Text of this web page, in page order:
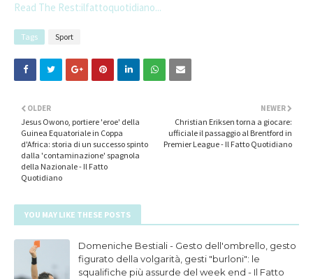
Read The Rest:ilfattoquotidiano...
Tags Sport
NEWER
Christian Eriksen torna a giocare:
ufficiale il passaggio al Brentford in
Premier League - Il Fatto Quotidiano
OLDER
Jesus Owono, portiere 'eroe' della
Guinea Equatoriale in Coppa
d'Africa: storia di un successo spinto
dalla 'contaminazione' spagnola
della Nazionale - Il Fatto
Quotidiano
YOU MAY LIKE THESE POSTS
Domeniche Bestiali - Gesto dell'ombrello, gesto
figurato della volgarità, gesti "burloni": le
squalifiche più assurde del week end - Il Fatto